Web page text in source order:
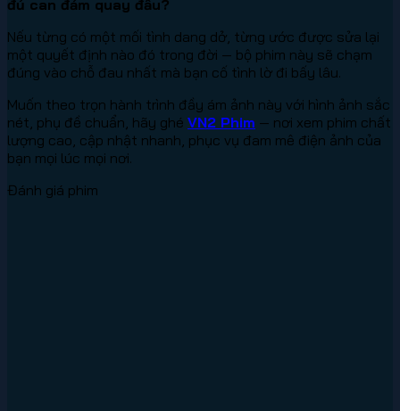
đủ can đảm quay đầu?
Nếu từng có một mối tình dang dở, từng ước được sửa lại
một quyết định nào đó trong đời — bộ phim này sẽ chạm
đúng vào chỗ đau nhất mà bạn cố tình lờ đi bấy lâu.
Muốn theo trọn hành trình đầy ám ảnh này với hình ảnh sắc
nét, phụ đề chuẩn, hãy ghé VN2 Phim — nơi xem phim chất
lượng cao, cập nhật nhanh, phục vụ đam mê điện ảnh của
bạn mọi lúc mọi nơi.
Đánh giá phim